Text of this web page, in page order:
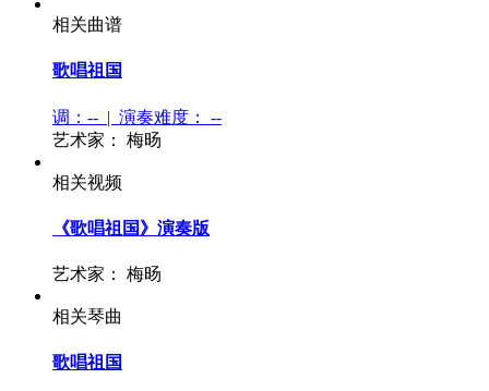
相关曲谱
歌唱祖国
调：-- | 演奏难度：
--
艺术家：
梅旸
相关视频
《歌唱祖国》演奏版
艺术家： 梅旸
相关琴曲
歌唱祖国